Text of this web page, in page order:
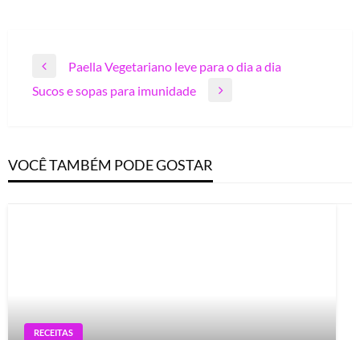
Navegação
de
Previous
Post
Paella Vegetariano leve para o dia a dia
Next
Sucos e sopas para imunidade
VOCÊ TAMBÉM PODE GOSTAR
RECEITAS